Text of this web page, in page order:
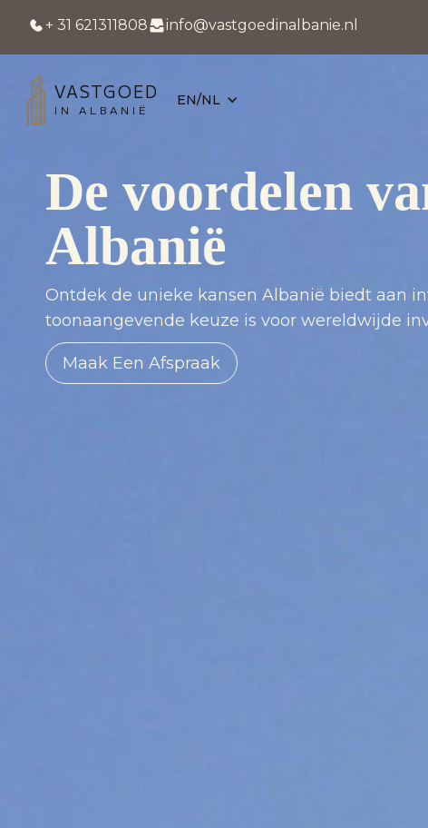
+ 31 621311808 info@vastgoedinalbanie.nl
VASTGOED
IN ALBANIË
EN/NL
De voordelen
Albanië
Ontdek de unieke kansen Albanië biedt aan
toonaangevende keuze is voor wereldwijde
Maak Een Afspraak